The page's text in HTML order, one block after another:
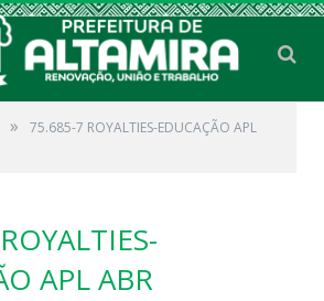
»
75.685-7 ROYALTIES-EDUCAÇÃO APL
APL ABR